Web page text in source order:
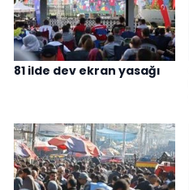
81 ilde dev ekran yasağı